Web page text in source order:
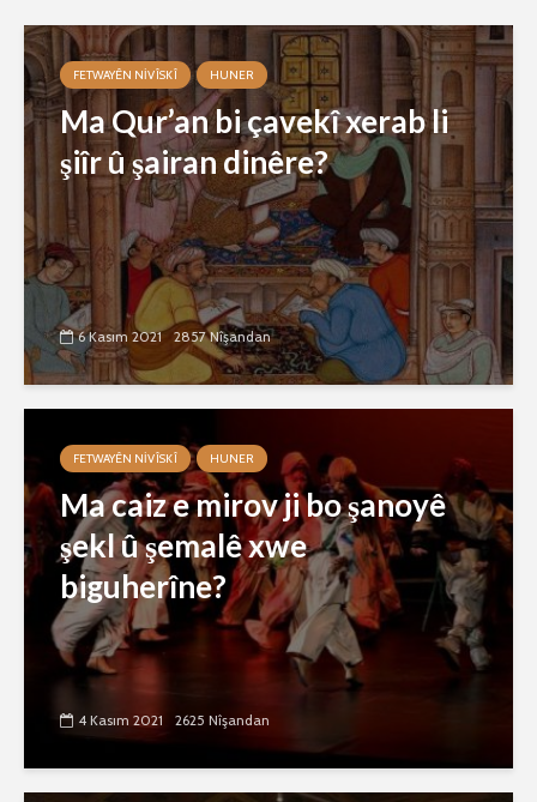
FETWAYÊN NIVÎSKÎ HUNER
Ma Qur’an bi çavekî xerab li
şiîr û şairan dinêre?
6 Kasım 2021 2857 Nîşandan
FETWAYÊN NIVÎSKÎ HUNER
Ma caiz e mirov ji bo şanoyê
şekl û şemalê xwe
biguherîne?
4 Kasım 2021 2625 Nîşandan